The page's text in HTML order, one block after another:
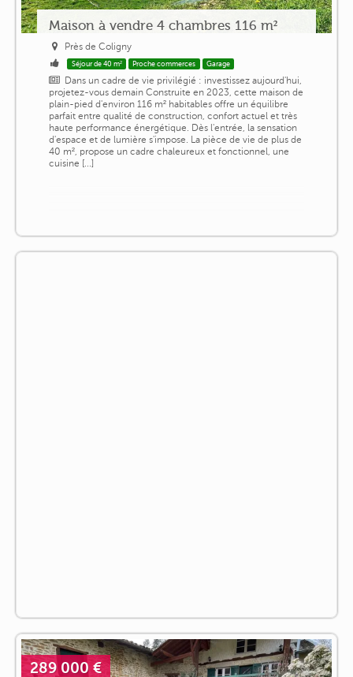
Maison à vendre 4 chambres 116 m²
Près de Coligny
Séjour de 40 m² Proche commerces Garage
Dans un cadre de vie privilégié : investissez aujourd'hui,
projetez-vous demain Construite en 2023, cette maison de
plain-pied d'environ 116 m² habitables offre un équilibre
parfait entre qualité de construction, confort actuel et très
haute performance énergétique. Dès l'entrée, la sensation
d'espace et de lumière s'impose. La pièce de vie de plus de
40 m², propose un cadre chaleureux et fonctionnel, une
cuisine [...]
289 000 €